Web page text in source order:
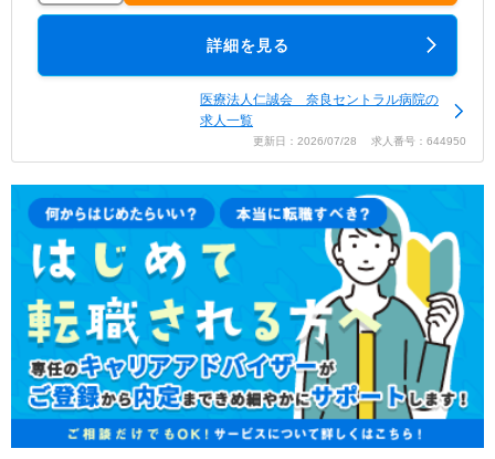
詳細を見る
医療法人仁誠会 奈良セントラル病院の
求人一覧
更新日：2026/07/28 求人番号：644950